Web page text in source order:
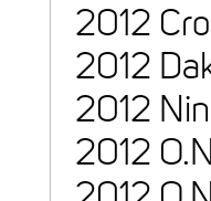
2012
2012
2012
2012